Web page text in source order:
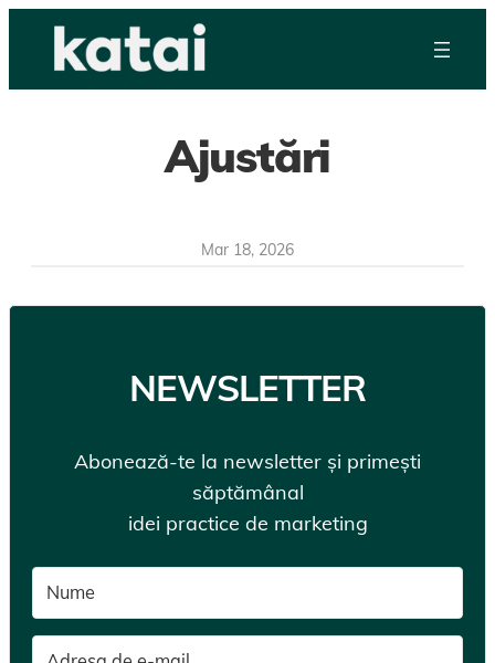
Ajustări
Mar 18, 2026
NEWSLETTER
Abonează-te la newsletter și primești
săptămânal
idei practice de marketing